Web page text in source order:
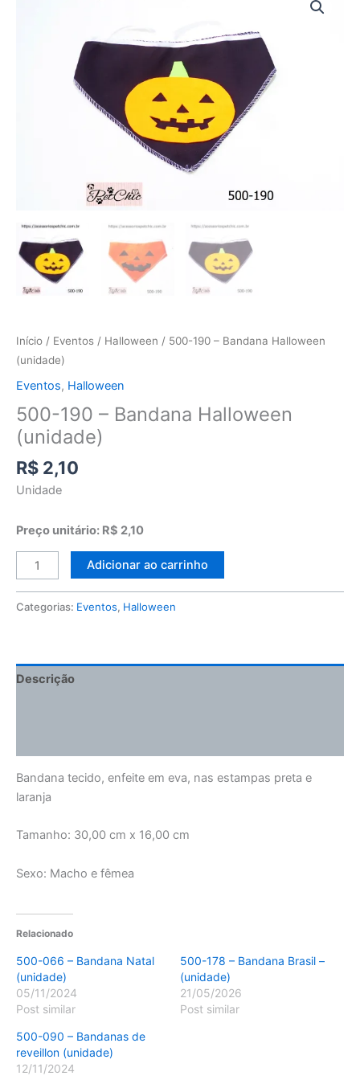
Início / Eventos / Halloween / 500-190 – Bandana Halloween
(unidade)
Eventos, Halloween
500-190 – Bandana Halloween
(unidade)
R$ 2,10
Unidade
Preço unitário: R$ 2,10
Adicionar ao carrinho
Categorias: Eventos, Halloween
Descrição
Bandana tecido, enfeite em eva, nas estampas preta e
laranja
Tamanho: 30,00 cm x 16,00 cm
Sexo: Macho e fêmea
Relacionado
500-066 – Bandana Natal
(unidade)
05/11/2024
Post similar
500-178 – Bandana Brasil –
(unidade)
21/05/2026
Post similar
500-090 – Bandanas de
reveillon (unidade)
12/11/2024